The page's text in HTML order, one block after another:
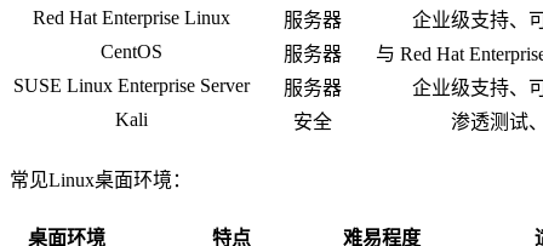
Red Hat Enterprise Linux
服务器
企业级支持、
CentOS
服务器
与 Red Hat
SUSE Linux Enterprise Server
服务器
企业级支持、
Kali
安全 渗透测试
常见Linux桌面环境：
桌面环境 特点 难易程度